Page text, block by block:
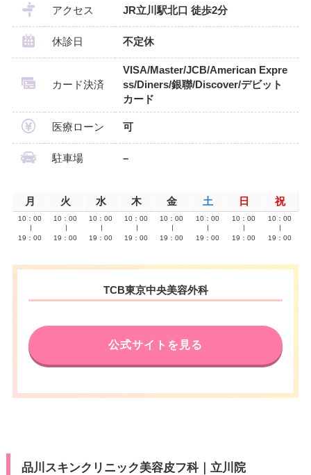
アクセス JR立川駅北口 徒歩2分
休診日 不定休
カード決済
VISA/Master/JCB/American Expre
ss/Diners/銀聯/Discover/デビット
カード
医療ローン 可
駐車場 –
月 火 水 木 金 土 日 祝
10：00
19：00
10：00
19：00
10：00
19：00
10：00
19：00
10：00
19：00
10：00
19：00
10：00
19：00
10：00
19：00
TCB東京中央美容外科
公式サイトを見る
品川スキンクリニック美容皮フ科｜立川院